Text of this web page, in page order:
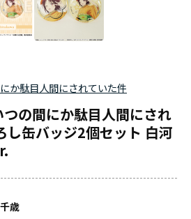
か駄目人間にされていた件
の間にか駄目人間にされ
し缶バッジ2個セット 白河
歳